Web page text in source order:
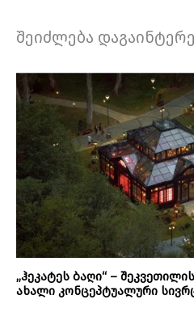
შეიძლება
„ჰეკატეს ბაღი“ –
ახალი კონცეპტუალური